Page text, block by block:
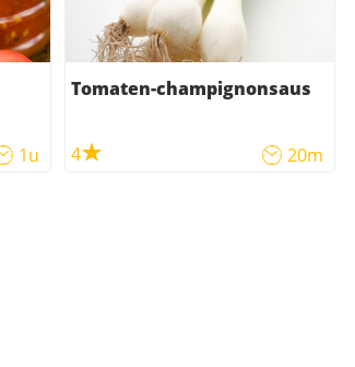
1u
Tomaten-champignonsaus
4 20m